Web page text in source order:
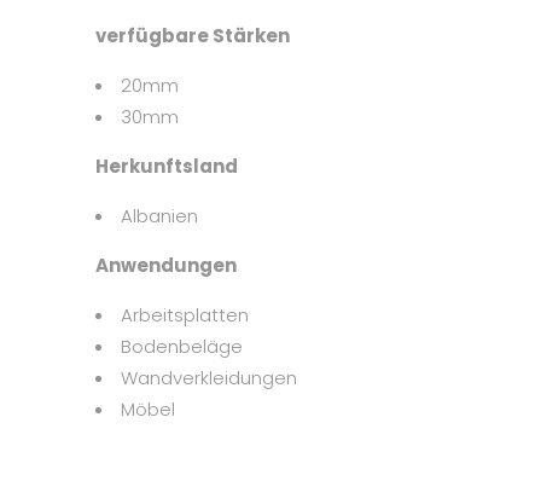
verfügbare Stärken
20mm
30mm
Herkunftsland
Albanien
Anwendungen
Arbeitsplatten
Bodenbeläge
Wandverkleidungen
Möbel